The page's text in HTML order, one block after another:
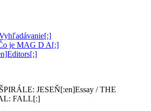
je MAG D A[:]
JESEŇ[:en]Essay / THE
FALL[:]